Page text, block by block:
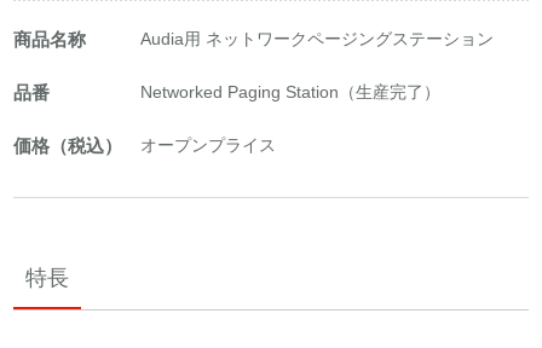
商品名称 Audia用 ネットワークページングステーション
品番 Networked Paging Station（生産完了）
価格（税込） オープンプライス
特長